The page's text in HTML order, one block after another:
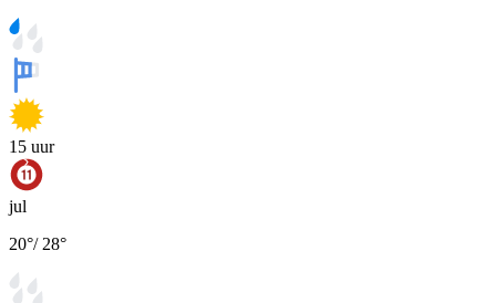
15 uur
jul
20°/ 28°